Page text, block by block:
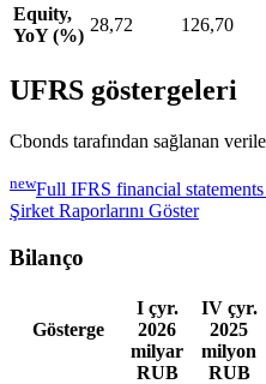
Equity,
YoY (%)
28,72 126,70
UFRS göstergeleri
Cbonds tarafından sağlanan
newFull IFRS financial
Şirket Raporlarını Göster
Bilanço
Gösterge
I çyr.
2026
milyar
RUB
IV çyr.
2025
milyon
RUB